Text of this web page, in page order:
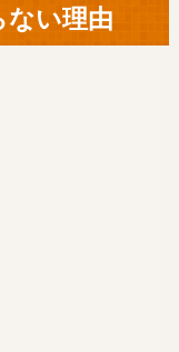
い理由